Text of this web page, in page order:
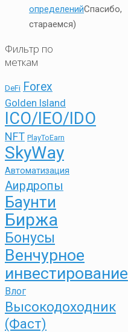
определенийСпасибо,
стараемся)
Фильтр по
меткам
DeFi Forex
Golden Island
ICO/IEO/IDO
NFT PlayToEarn
SkyWay
Автоматизация
Аирдропы
Баунти
Биржа
Бонусы
Венчурное
инвестирование
Влог
Высокодоходник
(Фаст)